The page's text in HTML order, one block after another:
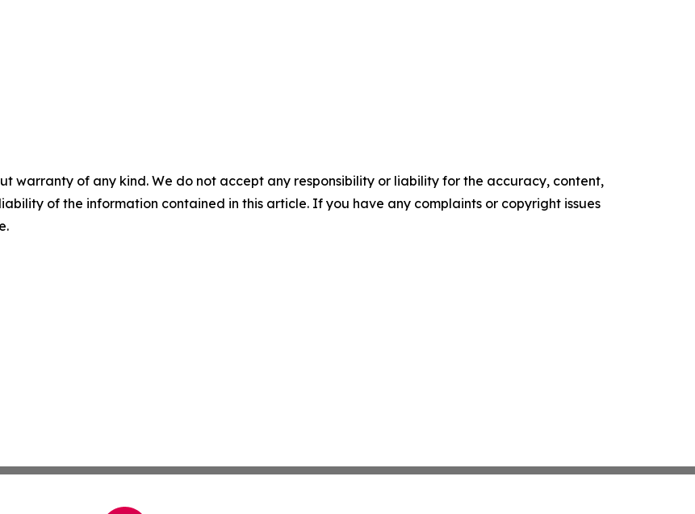
warranty of any kind. We do not accept any responsibility or liability for the accuracy, content,
of the information contained in this article. If you have any complaints or copyright issues